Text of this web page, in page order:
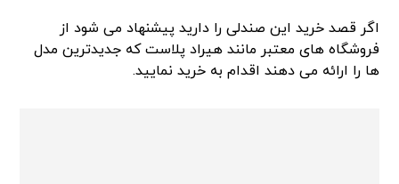
اگر قصد خرید این صندلی را دارید پیشنهاد می شود از
فروشگاه های معتبر مانند هیراد پلاست که جدیدترین مدل
ها را ارائه می دهند اقدام به خرید نمایید.